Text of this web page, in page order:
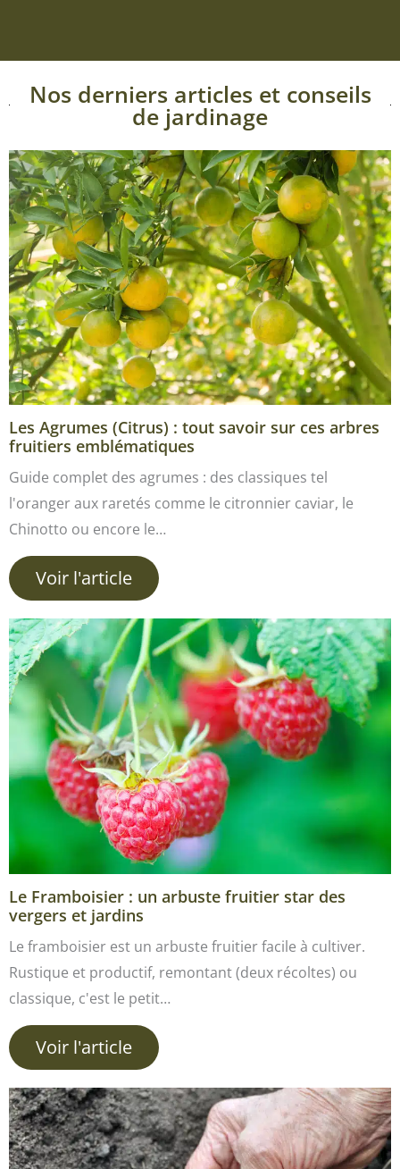
Nos derniers articles et conseils
de jardinage
Les Agrumes (Citrus) : tout savoir sur ces arbres
fruitiers emblématiques
Guide complet des agrumes : des classiques tel
l'oranger aux raretés comme le citronnier caviar, le
Chinotto ou encore le…
Voir l'article
Le Framboisier : un arbuste fruitier star des
vergers et jardins
Le framboisier est un arbuste fruitier facile à cultiver.
Rustique et productif, remontant (deux récoltes) ou
classique, c'est le petit…
Voir l'article